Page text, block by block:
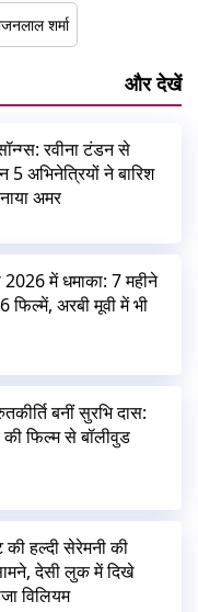
शर्मा
और देखें
रवीना टंडन से
5 अभिनेत्रियों ने बारिश
अमर
में धमाका: 7 महीने
फिल्में, अरबी मूवी में भी
बनीं सुरभि दास:
फिल्म से बॉलीवुड
हल्दी सेरेमनी की
देसी लुक में दिखे
विलियम